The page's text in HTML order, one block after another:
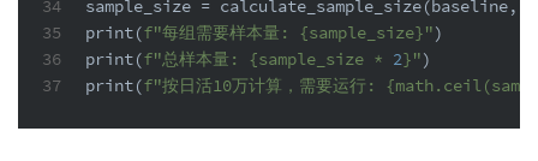
34
35
36
37
sample_size = calculate_sample_size(baseline,
print(f"每组需要样本量: {sample_size}")
print(f"总样本量: {sample_size * 2}")
print(f"按日活10万计算，需要运行: